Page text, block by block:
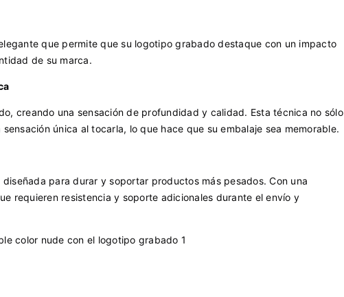
que permite que su logotipo grabado destaque con un impacto
de su marca.
creando una sensación de profundidad y calidad. Esta técnica no sólo
única al tocarla, lo que hace que su embalaje sea memorable.
para durar y soportar productos más pesados. Con una
requieren resistencia y soporte adicionales durante el envío y